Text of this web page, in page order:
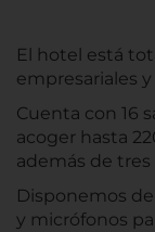
El hotel está
empresariales
Cuenta con 16
acoger hasta
además de tres
Disponemos
y micrófonos